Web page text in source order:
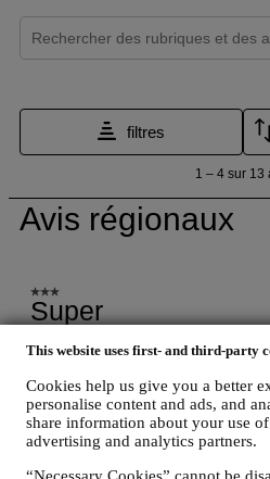
This website uses first- and third-party
Cookies help us give you a better
personalise content and ads, and
share information about your use
advertising and analytics partners.